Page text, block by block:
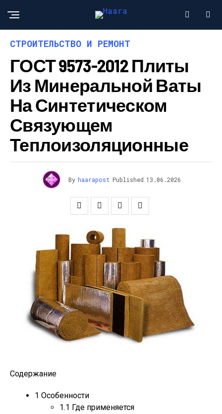
СТРОИТЕЛЬСТВО И РЕМОНТ
ГОСТ 9573-2012 Плиты
Из Минеральной Ваты
На Синтетическом
Связующем
Теплоизоляционные
By haarapost Published 13.06.2026
Содержание
1 Особенности
1.1 Где применяется